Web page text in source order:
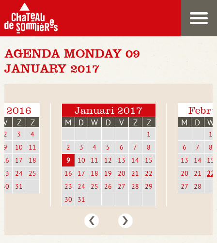
AGENDA MONDAY 09
JANUARY 2017
2016
V Z Z
2 3
4
9
10
11
16
17
18
23
24
25
30
31
Januari 2017
M D W D V Z Z
1
2
3 4 5 6 7
8
9
10 11 12 13 14
15
16
17 18 19 20 21
22
23
24 25 26 27 28
29
30
31
M D W
1
6
7
8
13
14
15
20
21
22
27
28